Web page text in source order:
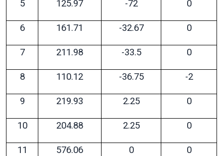
5 125.97 -72 0
6 161.71 -32.67 0
7 211.98 -33.5 0
8 110.12 -36.75 -2
9 219.93 2.25 0
10 204.88 2.25 0
11 576.06 0 0